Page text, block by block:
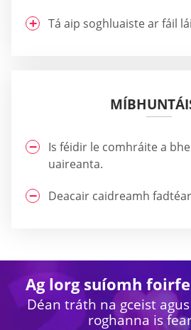
Tá aip soghluaiste ar fáil
Is féidir le comhráite a
uaireanta.
Deacair caidreamh
Ag lorg suíomh
Déan tráth na gceist
roghanna is